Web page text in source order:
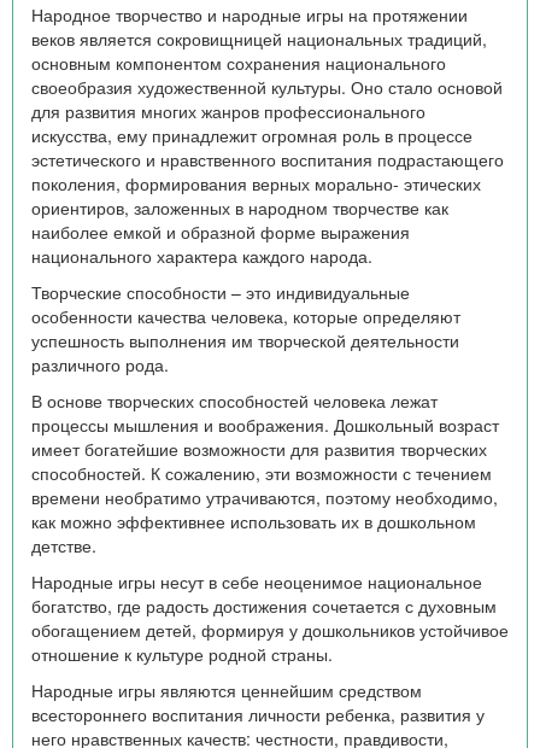
Народное творчество и народные игры на протяжении
веков является сокровищницей национальных традиций,
основным компонентом сохранения национального
своеобразия художественной культуры. Оно стало основой
для развития многих жанров профессионального
искусства, ему принадлежит огромная роль в процессе
эстетического и нравственного воспитания подрастающего
поколения, формирования верных морально- этических
ориентиров, заложенных в народном творчестве как
наиболее емкой и образной форме выражения
национального характера каждого народа.
Творческие способности – это индивидуальные
особенности качества человека, которые определяют
успешность выполнения им творческой деятельности
различного рода.
В основе творческих способностей человека лежат
процессы мышления и воображения. Дошкольный возраст
имеет богатейшие возможности для развития творческих
способностей. К сожалению, эти возможности с течением
времени необратимо утрачиваются, поэтому необходимо,
как можно эффективнее использовать их в дошкольном
детстве.
Народные игры несут в себе неоценимое национальное
богатство, где радость достижения сочетается с духовным
обогащением детей, формируя у дошкольников устойчивое
отношение к культуре родной страны.
Народные игры являются ценнейшим средством
всестороннего воспитания личности ребенка, развития у
него нравственных качеств: честности, правдивости,